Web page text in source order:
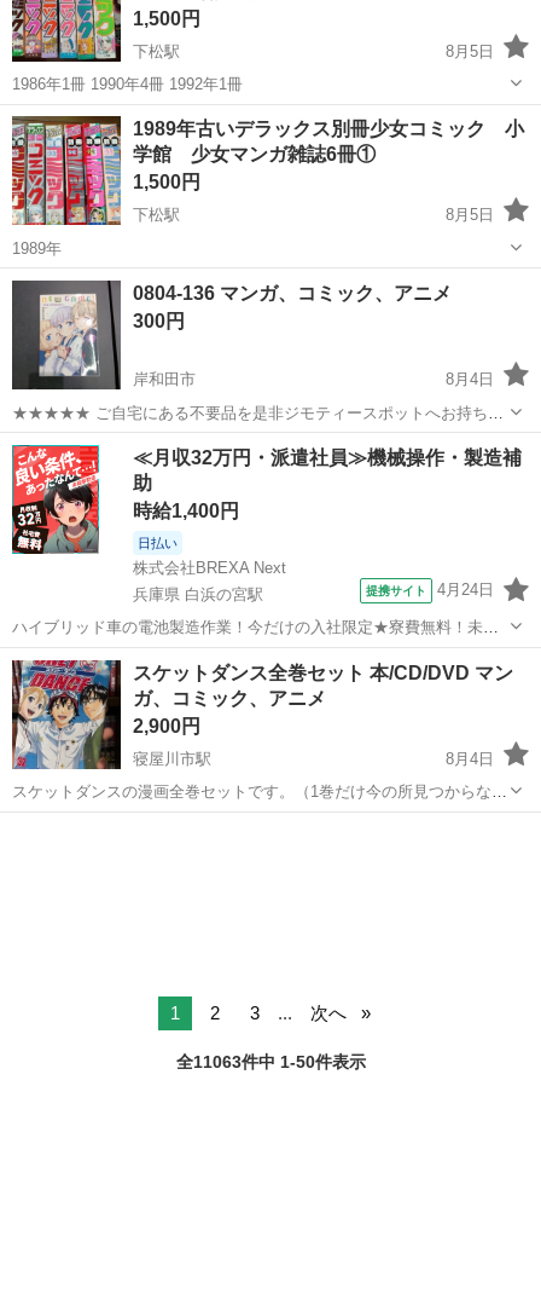
1,500円
下松駅
8月5日
1986年1冊 1990年4冊 1992年1冊
大阪 岸和田市 下松駅 マンガ、コミック、アニメ
小学館
1989年古いデラックス別冊少女コミック 小
学館 少女マンガ雑誌6冊①
1,500円
下松駅
8月5日
1989年
大阪 岸和田市 マンガ、コミック、アニメ
小学館
0804-136 マンガ、コミック、アニメ
300円
岸和田市
8月4日
★★★★★ ご自宅にある不要品を是非ジモティースポットへお持ち込
みしませんか？ 家電、趣味・スポーツ・レジャー用品、こども用品、
衣料服飾品、生活雑貨、家具、本、CD・DVDなどが無料でまとめて持
ち込めます！ ※詳細はこ...
大阪 岸和田市 マンガ、コミック、アニメ マンガ
≪月収32万円・派遣社員≫機械操作・製造補
助
時給1,400円
日払い
株式会社BREXA Next
兵庫県 白浜の宮駅
提携サイト 4月24日
ハイブリッド車の電池製造作業！今だけの入社限定★寮費無料！未経
験活躍中★20～50代の男性活躍中！安定企業で長期で働きたい方オス
スメ！年間休日130日！正社員登用制度あり！マイカー通勤OK！ワン
ルーム寮完備！《兵庫県姫路市》...
兵庫 姫路市 白浜の宮駅 その他
スケットダンス全巻セット 本/CD/DVD マン
ガ、コミック、アニメ
2,900円
寝屋川市駅
8月4日
スケットダンスの漫画全巻セットです。（1巻だけ今の所見つからない
ので、2巻～です。） 学生の頃大好きな漫画でした！ 日焼けは少しあ
1 2 3 ... 次へ
全11063件中 1-50件表示